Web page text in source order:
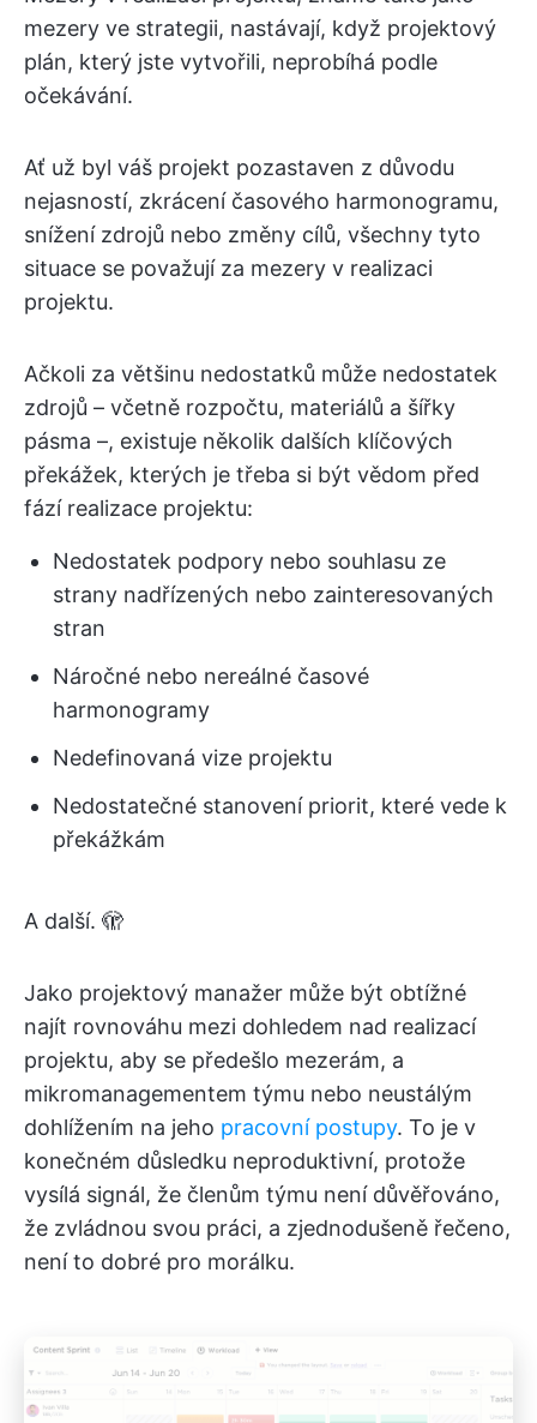
mezery ve strategii, nastávají, když projektový
plán, který jste vytvořili, neprobíhá podle
očekávání.
Ať už byl váš projekt pozastaven z důvodu
nejasností, zkrácení časového harmonogramu,
snížení zdrojů nebo změny cílů, všechny tyto
situace se považují za mezery v realizaci
projektu.
Ačkoli za většinu nedostatků může nedostatek
zdrojů – včetně rozpočtu, materiálů a šířky
pásma –, existuje několik dalších klíčových
překážek, kterých je třeba si být vědom před
fází realizace projektu:
Nedostatek podpory nebo souhlasu ze
strany nadřízených nebo zainteresovaných
stran
Náročné nebo nereálné časové
harmonogramy
Nedefinovaná vize projektu
Nedostatečné stanovení priorit, které vede k
překážkám
A další. 🫣
Jako projektový manažer může být obtížné
najít rovnováhu mezi dohledem nad realizací
projektu, aby se předešlo mezerám, a
mikromanagementem týmu nebo neustálým
dohlížením na jeho pracovní postupy. To je v
konečném důsledku neproduktivní, protože
vysílá signál, že členům týmu není důvěřováno,
že zvládnou svou práci, a zjednodušeně řečeno,
není to dobré pro morálku.